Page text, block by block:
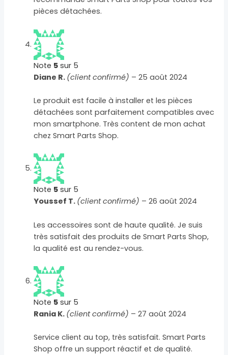
pièces détachées.
Note 5 sur 5
Diane R. (client confirmé) – 25 août 2024
Le produit est facile à installer et les pièces
détachées sont parfaitement compatibles avec
mon smartphone. Très content de mon achat
chez Smart Parts Shop.
Note 5 sur 5
Youssef T. (client confirmé) – 26 août 2024
Les accessoires sont de haute qualité. Je suis
très satisfait des produits de Smart Parts Shop,
la qualité est au rendez-vous.
Note 5 sur 5
Rania K. (client confirmé) – 27 août 2024
Service client au top, très satisfait. Smart Parts
Shop offre un support réactif et de qualité.